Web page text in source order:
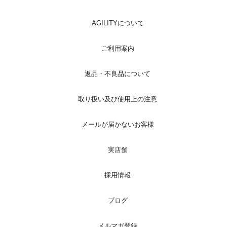
AGILITYについて
ご利用案内
返品・不良品について
取り扱い及び使用上の注意
メールが届かないお客様
実店舗
採用情報
ブログ
メルマガ登録